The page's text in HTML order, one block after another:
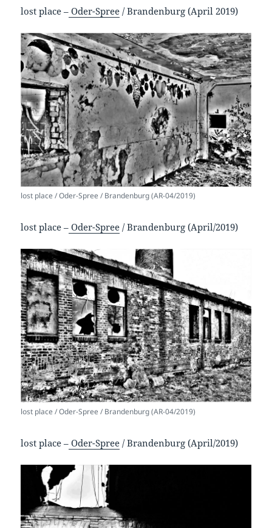
lost place – Oder-Spree / Brandenburg (April 2019)
lost place / Oder-Spree / Brandenburg (AR-04/2019)
lost place – Oder-Spree / Brandenburg (April/2019)
lost place / Oder-Spree / Brandenburg (AR-04/2019)
lost place – Oder-Spree / Brandenburg (April/2019)